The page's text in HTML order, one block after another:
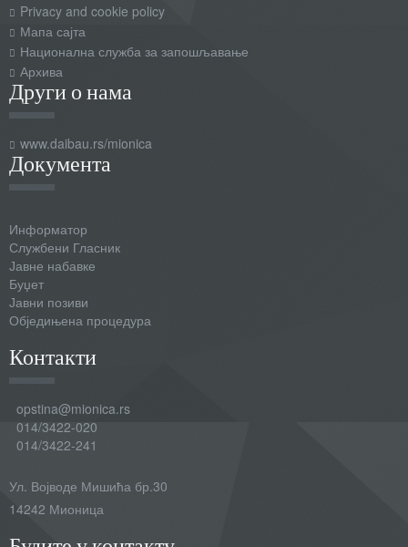
Privacy and cookie policy
Мапа сајта
Национална служба за запошљавање
Архива
Други о нама
www.daibau.rs/mionica
Документа
Информатор
Службени Гласник
Јавне набавке
Буџет
Јавни позиви
Обједињена процедура
Контакти
opstina@mionica.rs
014/3422-020
014/3422-241
Ул. Војводе Мишића бр.30
14242 Мионица